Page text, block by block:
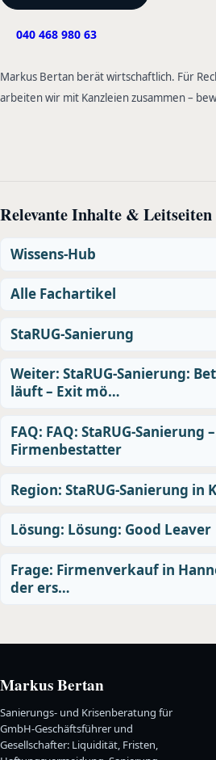
040 468 980 63
Markus Bertan berät wirtschaftlich. Für
arbeiten wir mit Kanzleien zusammen –
Relevante Inhalte & Leitseiten
Wissens-Hub
Alle Fachartikel
StaRUG-Sanierung
Weiter: StaRUG-Sanierung:
läuft – Exit mö…
FAQ: FAQ: StaRUG-Sanierung –
Firmenbestatter
Region: StaRUG-Sanierung in
Lösung: Lösung: Good Leaver
Frage: Firmenverkauf in
der ers…
Markus Bertan
Sanierungs- und Krisenberatung für
GmbH-Geschäftsführer und
Gesellschafter: Liquidität, Fristen,